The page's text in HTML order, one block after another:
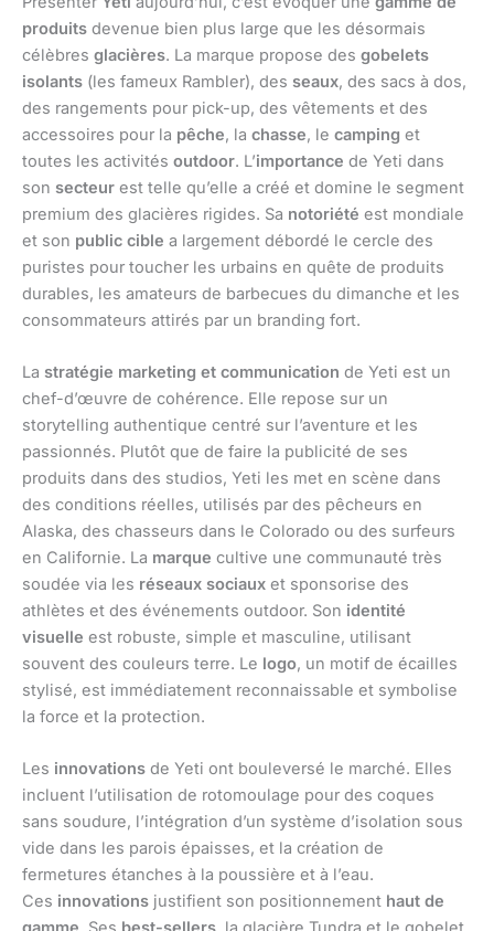
produits devenue bien plus large que les désormais
célèbres glacières. La marque propose des gobelets
isolants (les fameux Rambler), des seaux, des sacs à dos,
des rangements pour pick-up, des vêtements et des
accessoires pour la pêche, la chasse, le camping et
toutes les activités outdoor. L’importance de Yeti dans
son secteur est telle qu’elle a créé et domine le segment
premium des glacières rigides. Sa notoriété est mondiale
et son public cible a largement débordé le cercle des
puristes pour toucher les urbains en quête de produits
durables, les amateurs de barbecues du dimanche et les
consommateurs attirés par un branding fort.
La stratégie marketing et communication de Yeti est un
chef-d’œuvre de cohérence. Elle repose sur un
storytelling authentique centré sur l’aventure et les
passionnés. Plutôt que de faire la publicité de ses
produits dans des studios, Yeti les met en scène dans
des conditions réelles, utilisés par des pêcheurs en
Alaska, des chasseurs dans le Colorado ou des surfeurs
en Californie. La marque cultive une communauté très
soudée via les réseaux sociaux et sponsorise des
athlètes et des événements outdoor. Son identité
visuelle est robuste, simple et masculine, utilisant
souvent des couleurs terre. Le logo, un motif de écailles
stylisé, est immédiatement reconnaissable et symbolise
la force et la protection.
Les innovations de Yeti ont bouleversé le marché. Elles
incluent l’utilisation de rotomoulage pour des coques
sans soudure, l’intégration d’un système d’isolation sous
vide dans les parois épaisses, et la création de
fermetures étanches à la poussière et à l’eau.
Ces innovations justifient son positionnement haut de